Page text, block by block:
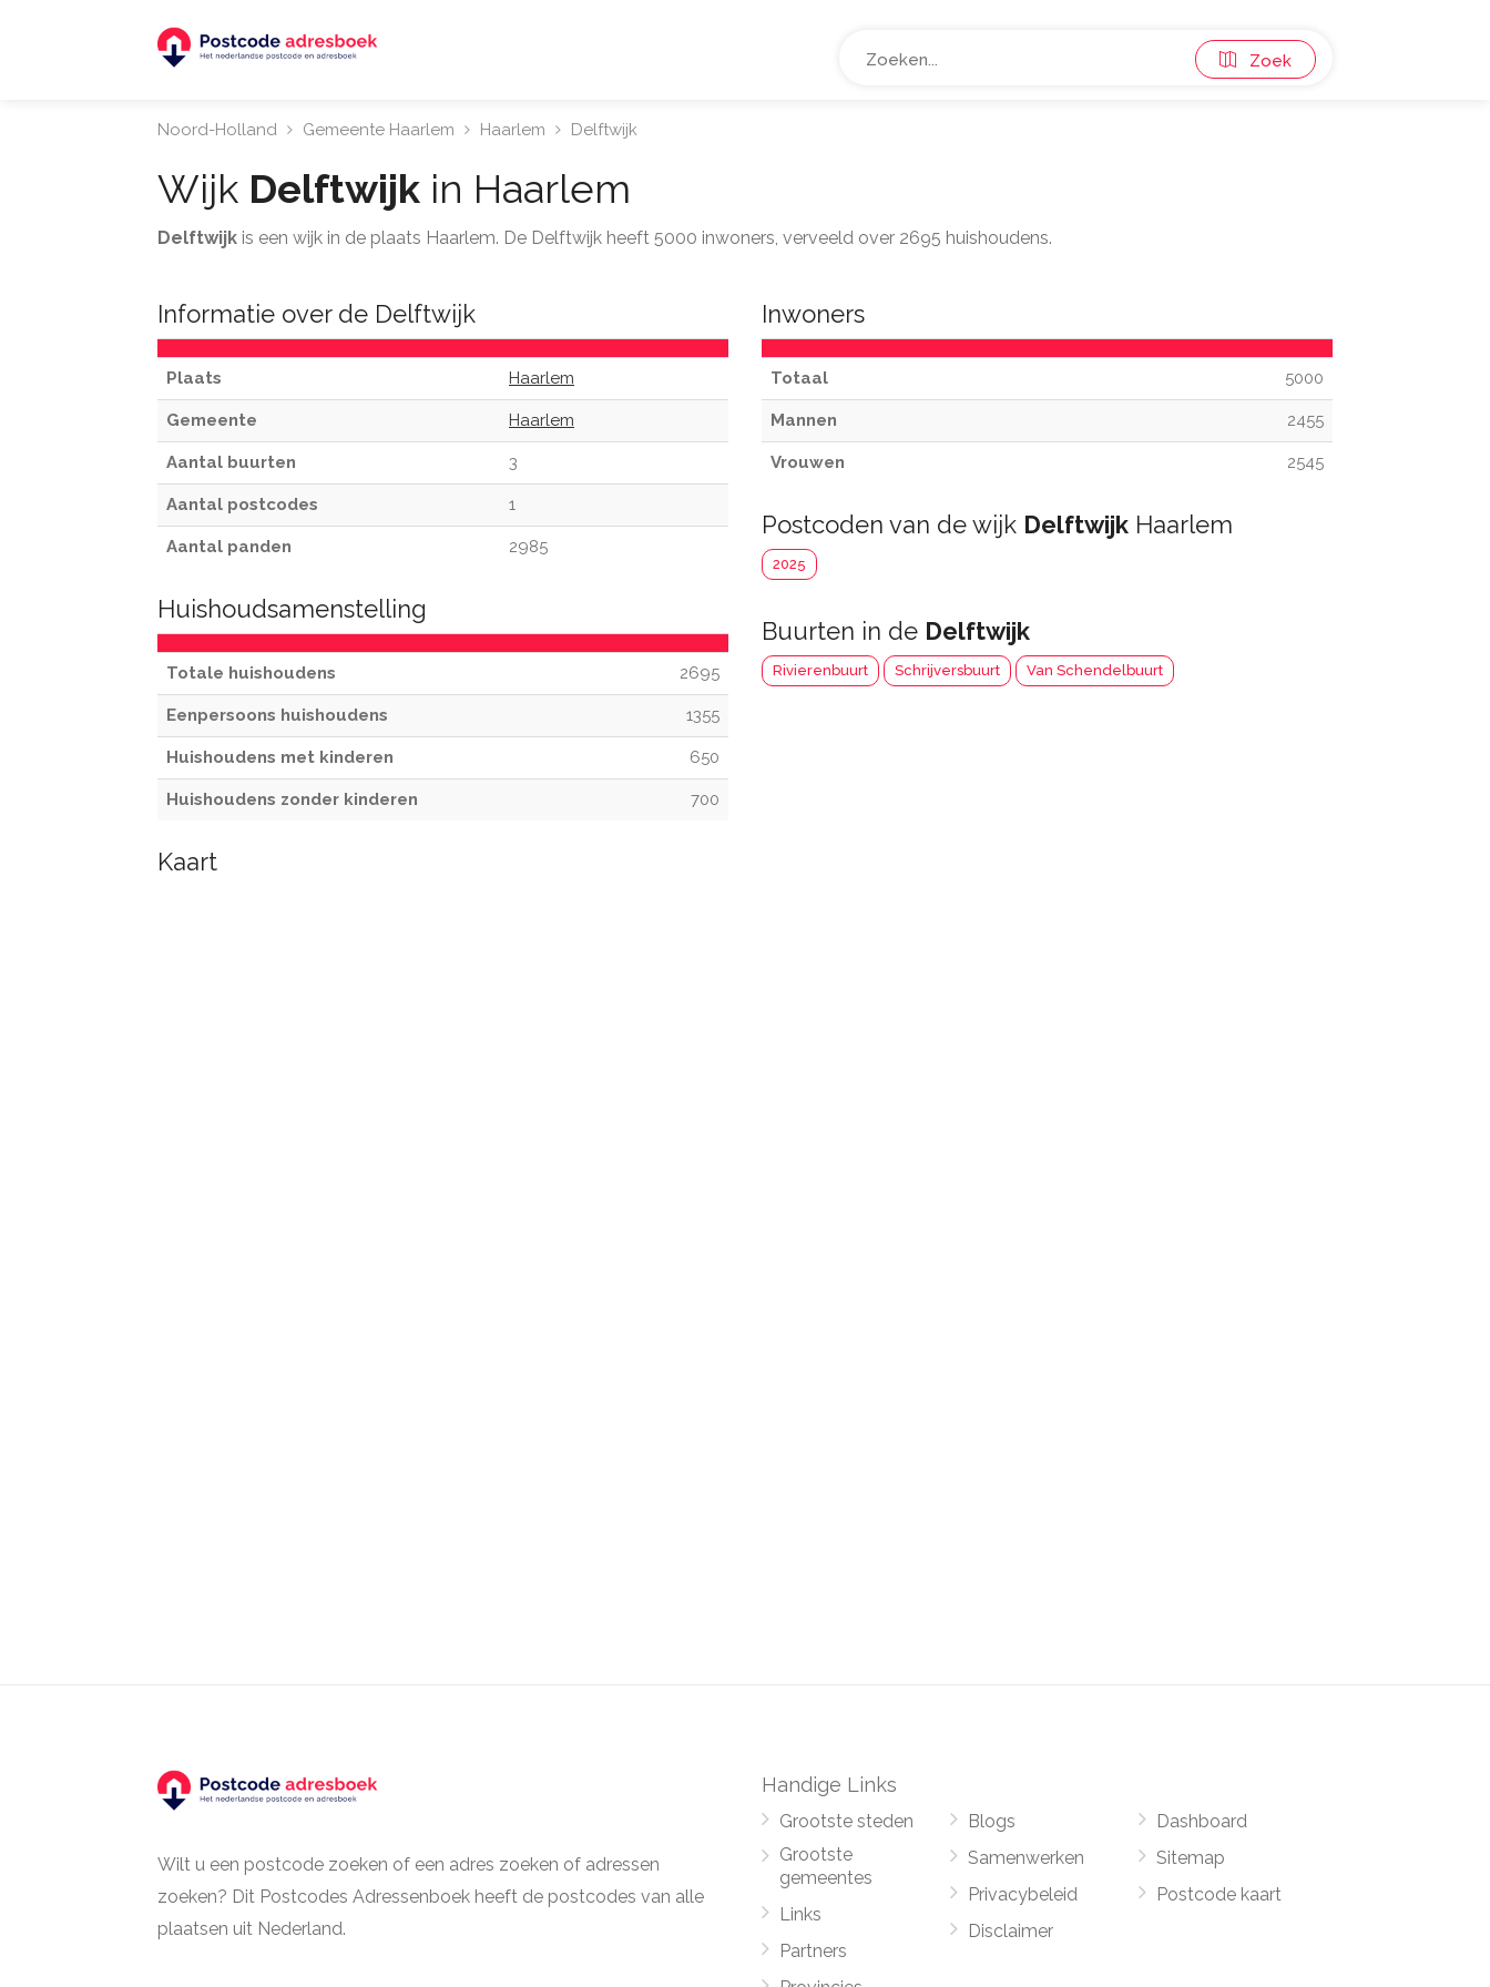
Zoek
Noord-Holland Gemeente Haarlem Haarlem Delftwijk
Wijk Delftwijk in Haarlem
Delftwijk is een wijk in de plaats Haarlem. De Delftwijk heeft 5000 inwoners, verveeld over 2695 huishoudens.
Informatie over de Delftwijk
Plaats Haarlem
Gemeente Haarlem
Aantal buurten 3
Aantal postcodes 1
Aantal panden 2985
Huishoudsamenstelling
Totale huishoudens 2695
Eenpersoons huishoudens 1355
Huishoudens met kinderen 650
Huishoudens zonder kinderen 700
Kaart
Inwoners
Totaal 5000
Mannen 2455
Vrouwen 2545
Postcoden van de wijk Delftwijk Haarlem
2025
Buurten in de Delftwijk
Rivierenbuurt Schrijversbuurt Van Schendelbuurt
Wilt u een postcode zoeken of een adres zoeken of adressen
zoeken? Dit Postcodes Adressenboek heeft de postcodes van alle
plaatsen uit Nederland.
Handige Links
Grootste steden
Grootste
gemeentes
Links
Partners
Blogs
Samenwerken
Privacybeleid
Disclaimer
Dashboard
Sitemap
Postcode kaart